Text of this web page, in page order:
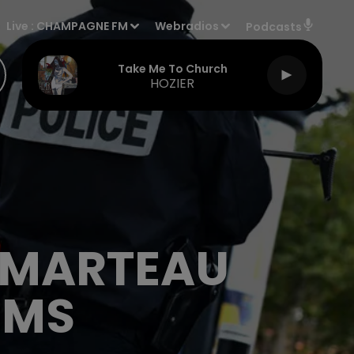
Live : CHAMPAGNE FM Webradios Podcasts
Take Me To Church
HOZIER